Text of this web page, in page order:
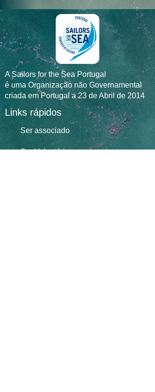
A Sailors for the Sea Portugal
é uma Organização não Governamental
criada em Portugal a 23 de Abril de 2014
Links rápidos
Ser associado
Ser Voluntário